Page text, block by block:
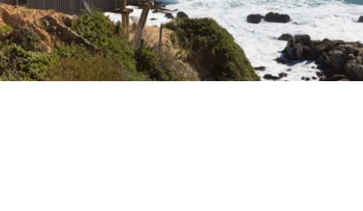
Maison Container/container House
Maison D'hôtes
Maison Et Appartement Vintage
On Décode La Déco
Petite Surface
Piscine Question De Style
Renovation
Revue De Week End
Tiny House